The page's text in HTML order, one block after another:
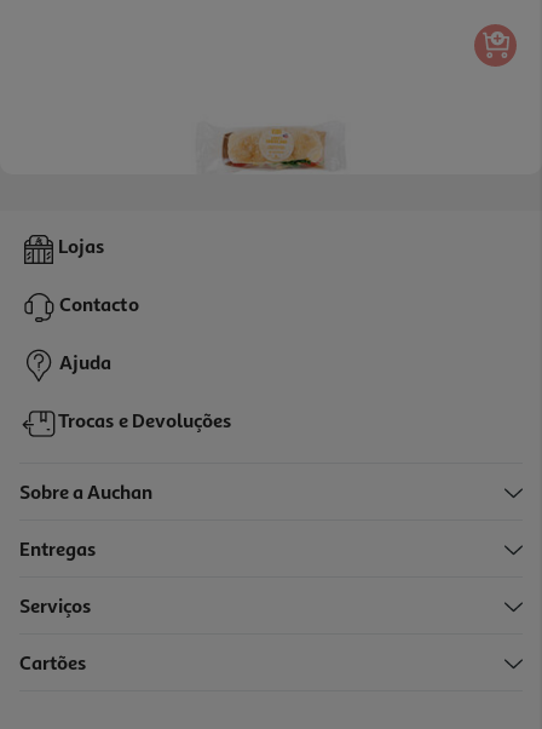
Sandes Americana Sabores Auchan Un
2,99 €
Lojas
Contacto
Ajuda
Trocas e Devoluções
Sobre a Auchan
Entregas
Serviços
Cartões